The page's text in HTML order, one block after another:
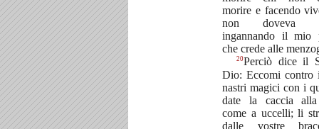
morire e facendo
non doveva
ingannando il mio
che crede alle
20Perciò dice il
Dio: Eccomi contro
nastri magici con i
date la caccia
come a uccelli; li
dalle vostre